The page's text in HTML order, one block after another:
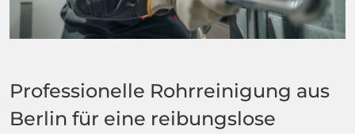
Professionelle Rohrreinigung aus
Berlin für eine reibungslose